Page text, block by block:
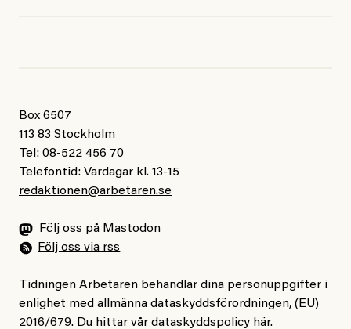
Box 6507
113 83 Stockholm
Tel: 08-522 456 70
Telefontid: Vardagar kl. 13-15
redaktionen@arbetaren.se
Följ oss på Mastodon
Följ oss via rss
Tidningen Arbetaren behandlar dina personuppgifter i
enlighet med allmänna dataskyddsförordningen, (EU)
2016/679. Du hittar vår dataskyddspolicy här.